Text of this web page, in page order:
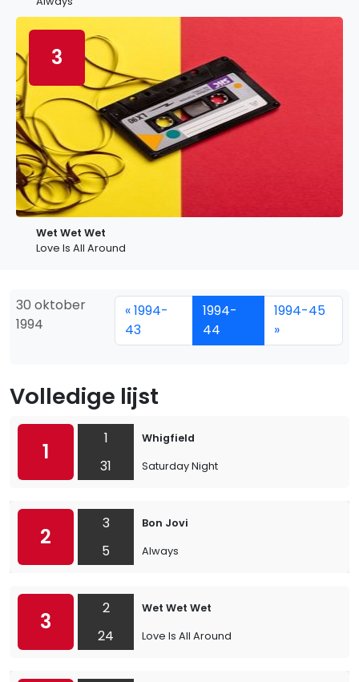
3
Wet Wet Wet
Love Is All Around
30 oktober
1994
« 1994-
43
1994-
44
1994-45
»
Volledige lijst
1
1
31
Whigfield
Saturday Night
2
3
5
Bon Jovi
Always
3
2
24
Wet Wet Wet
Love Is All Around